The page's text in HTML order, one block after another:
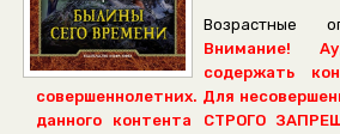
Возрастные
Внимание!
содержать
совершеннолетних. Для
данного контента СТРОГО